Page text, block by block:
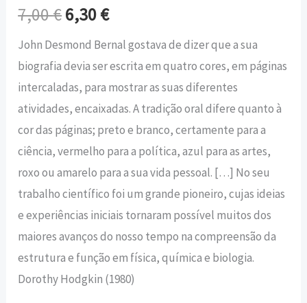
7,00€6,30€
John Desmond Bernal gostava de dizer que a sua
biografia devia ser escrita em quatro cores, em páginas
intercaladas, para mostrar as suas diferentes
atividades, encaixadas. A tradição oral difere quanto à
cor das páginas; preto e branco, certamente para a
ciência, vermelho para a política, azul para as artes,
roxo ou amarelo para a sua vida pessoal. […] No seu
trabalho científico foi um grande pioneiro, cujas ideias
e experiências iniciais tornaram possível muitos dos
maiores avanços do nosso tempo na compreensão da
estrutura e função em física, química e biologia.
Dorothy Hodgkin (1980)